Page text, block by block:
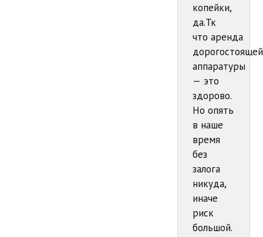
копейки,
да.Тк
что аренда
дорогостоящей
аппаратуры
— это
здорово.
Но опять
в наше
время
без
залога
никуда,
иначе
риск
большой.